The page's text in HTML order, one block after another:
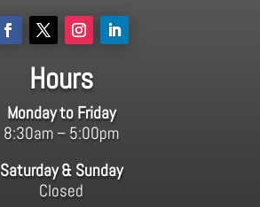
Hours
Monday to Friday
8:30am – 5:00pm
Saturday & Sunday
Closed